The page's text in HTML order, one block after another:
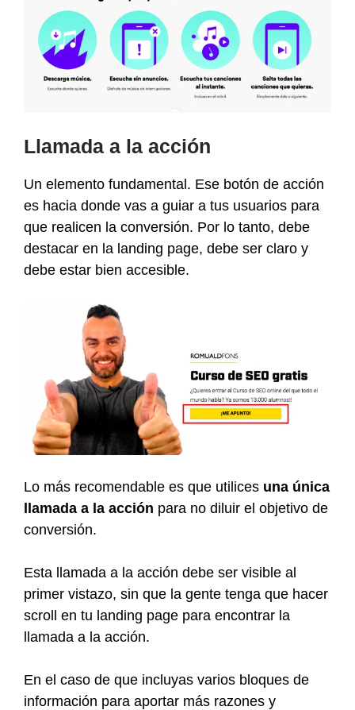
Llamada a la acción
Un elemento fundamental. Ese botón de acción
es hacia donde vas a guiar a tus usuarios para
que realicen la conversión. Por lo tanto, debe
destacar en la landing page, debe ser claro y
debe estar bien accesible.
Lo más recomendable es que utilices una única
llamada a la acción para no diluir el objetivo de
conversión.
Esta llamada a la acción debe ser visible al
primer vistazo, sin que la gente tenga que hacer
scroll en tu landing page para encontrar la
llamada a la acción.
En el caso de que incluyas varios bloques de
información para aportar más razones y